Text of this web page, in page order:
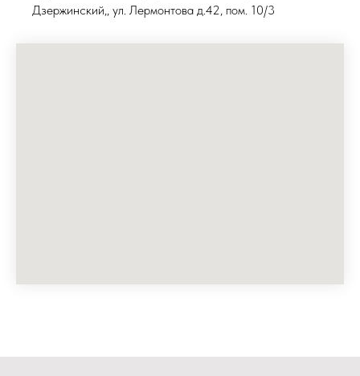
Дзержинский,, ул. Лермонтова д.42, пом. 10/3